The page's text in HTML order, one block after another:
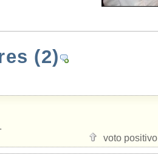
(2)
voto positivo